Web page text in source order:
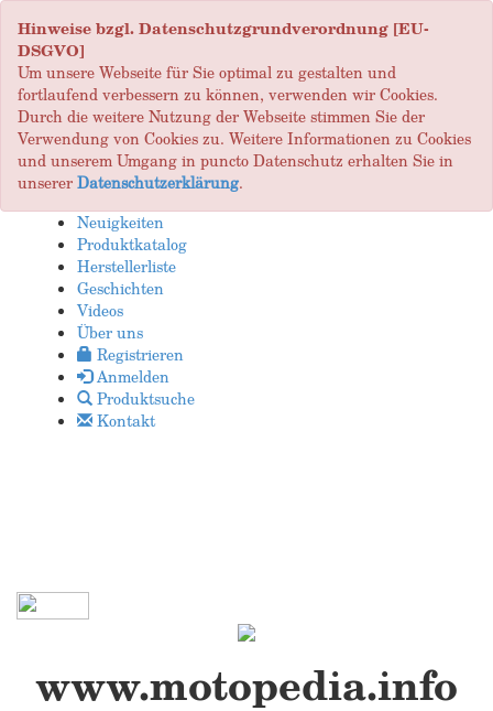
Hinweise bzgl. Datenschutzgrundverordnung [EU-
DSGVO]
Um unsere Webseite für Sie optimal zu gestalten und
fortlaufend verbessern zu können, verwenden wir Cookies.
Durch die weitere Nutzung der Webseite stimmen Sie der
Verwendung von Cookies zu. Weitere Informationen zu Cookies
und unserem Umgang in puncto Datenschutz erhalten Sie in
unsererDatenschutzerklärung.
Neuigkeiten
Produktkatalog
Herstellerliste
Geschichten
Videos
Über uns
Registrieren
Anmelden
Produktsuche
Kontakt
www.motopedia.info